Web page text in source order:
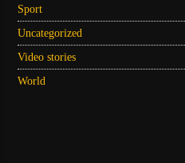
Sport
Uncategorized
Video stories
World